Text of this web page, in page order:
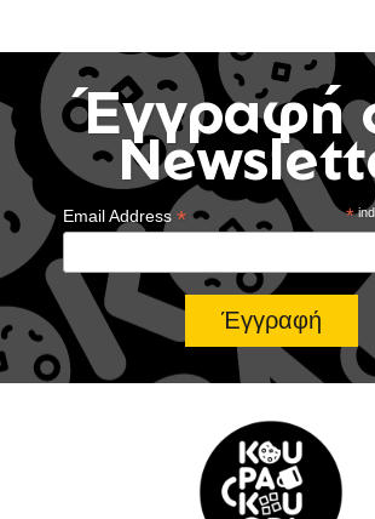
Έγγραφή
*
Email Address*